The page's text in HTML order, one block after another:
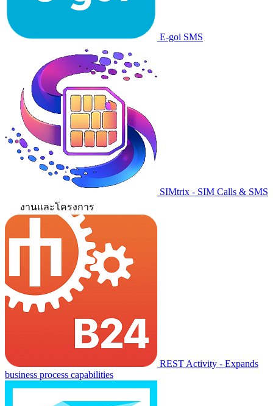
E-goi SMS
SIMtrix - SIM Calls & SMS
งานและโครงการ
REST Activity - Expands
business process capabilities